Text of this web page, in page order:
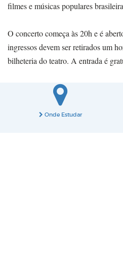
filmes e músicas populares
O concerto começa às 20h e é
ingressos devem ser retirados um
bilheteria do teatro. A entrada é
Onde Estudar